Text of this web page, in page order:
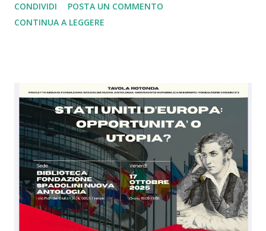
mondiale dove i nazisti vennero sconfitti grazie a Churchill
che comprese, a differenza di Chamberlain, il rischio. Oggi
lasciare. Ebbene siamo arrivati al punto che dopo 4 anni di
guerra in Ucraina gli Usa e la Russia sono de facto uniti
contro il modello di Unione Europea in una logica, a mio
modesto parere, di imperi in crisi. Ebbene se da un lato
questa cosa mi amareggia, essendo io da sempre grato agli
americani per il sostegno dato contro i nazisti e per il loro
concetto di libertà, dall'altro tale scelta ci rende...
CONDIVIDI
POSTA UN COMMENTO
CONTINUA A LEGGERE